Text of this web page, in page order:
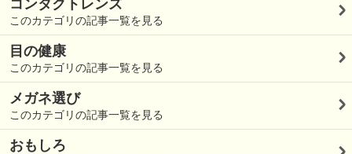
コンタクトレンズ
このカテゴリの記事一覧を見る
目の健康
このカテゴリの記事一覧を見る
メガネ選び
このカテゴリの記事一覧を見る
おもしろ